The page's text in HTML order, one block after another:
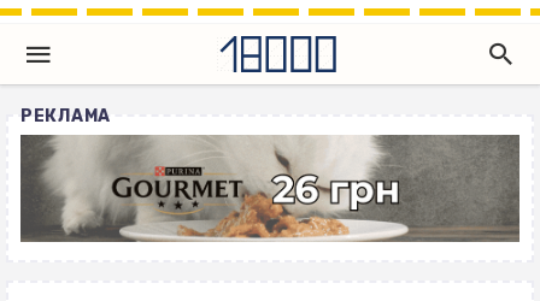
РЕКЛАМА